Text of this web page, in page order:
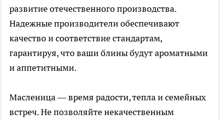
развитие отечественного производства.
Надежные производители обеспечивают
качество и соответствие стандартам,
гарантируя, что ваши блины будут ароматными
и аппетитными.
Масленица — время радости, тепла и семейных
встреч. Не позволяйте некачественным